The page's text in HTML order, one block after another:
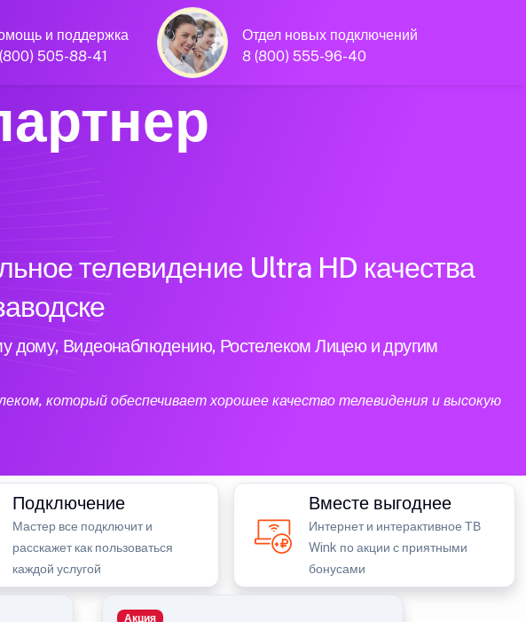
и поддержка
505-88-41
Отдел новых подключений
8 (800) 555-96-40
телевидение Ultra HD качества
дому, Видеонаблюдению, Ростелеком Лицею и другим
который обеспечивает хорошее качество телевидения и высокую
Подключение
Мастер все подключит и
расскажет как пользоваться
каждой услугой
Вместе выгоднее
Интернет и интерактивное ТВ
Wink по акции с приятными
бонусами
Акция